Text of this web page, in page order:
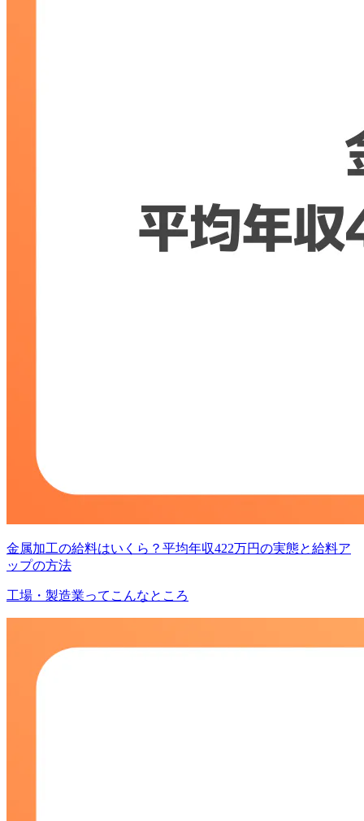
金属加工の給料はいくら？平均年収422万円の実態と給料ア
ップの方法
工場・製造業ってこんなところ